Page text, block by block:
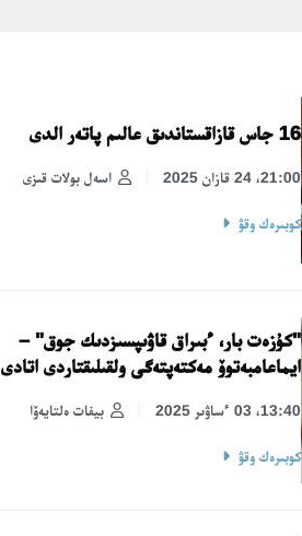
16 جاس قازاقستاندىق عالىم پاتەر الدى
اسەل بولات قىزى 21:00، 24 قازان 2025
كوبىرەك وقۋ
"كۇزەت بار، ءبىراق قاۋىپسىزدىك جوق" –
ايماعامبەتوۆ مەكتەپتەگى ولقىلىقتاردى اتادى
بيفات ەلتايەۆا 13:40، 03 ءساۋىر 2025
كوبىرەك وقۋ